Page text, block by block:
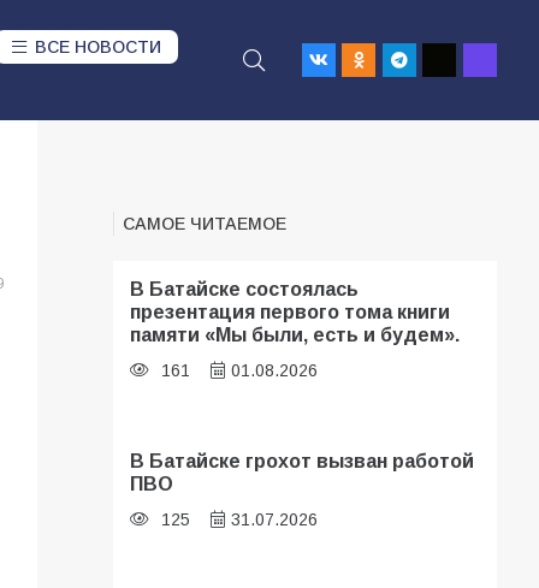
ВСЕ НОВОСТИ
САМОЕ ЧИТАЕМОЕ
В Батайске состоялась
презентация первого тома книги
памяти «Мы были, есть и будем».
161 01.08.2026
В Батайске грохот вызван работой
ПВО
125 31.07.2026